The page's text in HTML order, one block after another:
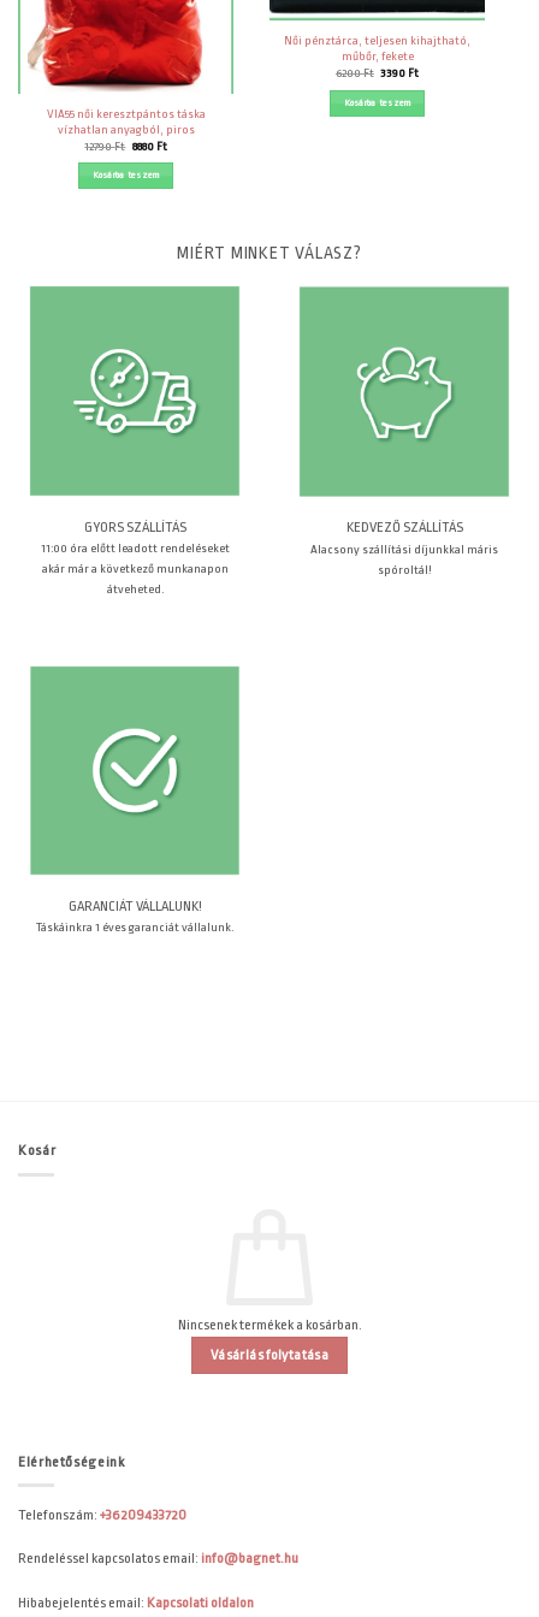
VIA55 női keresztpántos táska
vízhatlan anyagból, piros
12790Ft Original
12790 Ft.
8880 FtCurrent
Kosárba teszem
Női pénztárca, teljesen kihajtható,
műbőr, fekete
6200Ft Original
6200 Ft.
3390 FtCurrent
Kosárba teszem
MIÉRT MINKET VÁLASZ?
GYORS SZÁLLÍTÁS
11:00 óra előtt leadott rendeléseket
akár már a következő munkanapon
átveheted.
KEDVEZŐ SZÁLLÍTÁS
Alacsony szállítási díjunkkal máris
spóroltál!
GARANCIÁT VÁLLALUNK!
Táskáinkra 1 éves garanciát vállalunk.
Kosár
Nincsenek termékek a kosárban.
Vásárlás folytatása
Elérhetőségeink
Telefonszám: +36209433720
Rendeléssel kapcsolatos email: info@bagnet.hu
Hibabejelentés email: Kapcsolati oldalon